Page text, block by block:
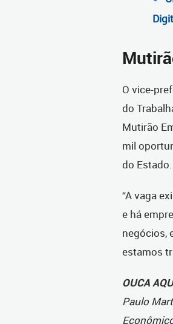
O vice-
do
Mutirão
mil
do Estado.
“A vaga
e há
negócios,
estamos
OUCA
Paulo